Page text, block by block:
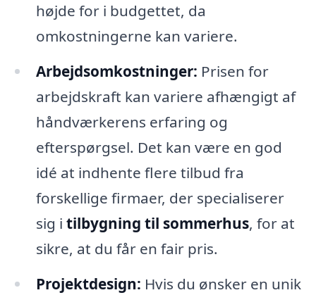
højde for i budgettet, da
omkostningerne kan variere.
Arbejdsomkostninger: Prisen for
arbejdskraft kan variere afhængigt af
håndværkerens erfaring og
efterspørgsel. Det kan være en god
idé at indhente flere tilbud fra
forskellige firmaer, der specialiserer
sig i tilbygning til sommerhus, for at
sikre, at du får en fair pris.
Projektdesign: Hvis du ønsker en unik